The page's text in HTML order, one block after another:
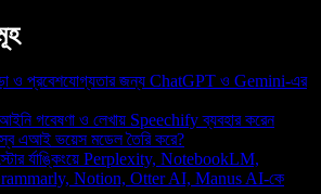
ও প্রবেশযোগ্যতার জন্য ChatGPT ও Gemini-এর
গবেষণা ও লেখায় Speechify ব্যবহার করেন
এআই ভয়েস মডেল তৈরি করে?
র্যাঙ্কিংয়ে Perplexity, NotebookLM,
Notion, Otter AI, Manus AI-কে